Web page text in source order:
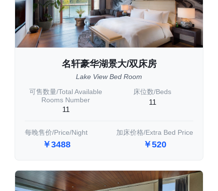
名轩豪华湖景大/双床房
Lake View Bed Room
可售数量/Total Available
Rooms Number
11
床位数/Beds
11
每晚售价/Price/Night
￥3488
加床价格/Extra Bed Price
￥520